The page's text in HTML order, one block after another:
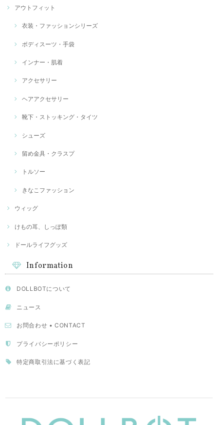
アウトフィット
衣装・ファッションシリーズ
ボディスーツ・手袋
インナー・肌着
アクセサリー
ヘアアクセサリー
靴下・ストッキング・タイツ
シューズ
留め金具・クラスプ
トルソー
きなこファッション
ウィッグ
けもの耳、しっぽ類
ドールライフグッズ
Information
DOLLBOTについて
ニュース
お問合わせ • CONTACT
プライバシーポリシー
特定商取引法に基づく表記